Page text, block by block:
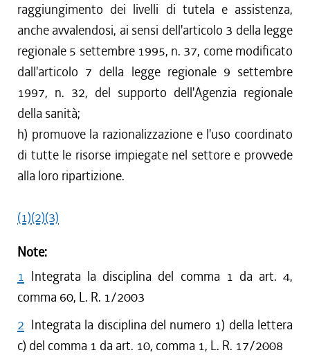
raggiungimento dei livelli di tutela e assistenza,
anche avvalendosi, ai sensi dell'articolo 3 della legge
regionale 5 settembre 1995, n. 37, come modificato
dall'articolo 7 della legge regionale 9 settembre
1997, n. 32, del supporto dell'Agenzia regionale
della sanità;
h) promuove la razionalizzazione e l'uso coordinato
di tutte le risorse impiegate nel settore e provvede
alla loro ripartizione.
(1)(2)(3)
Note:
1 Integrata la disciplina del comma 1 da art. 4,
comma 60, L. R. 1/2003
2 Integrata la disciplina del numero 1) della lettera
c) del comma 1 da art. 10, comma 1, L. R. 17/2008